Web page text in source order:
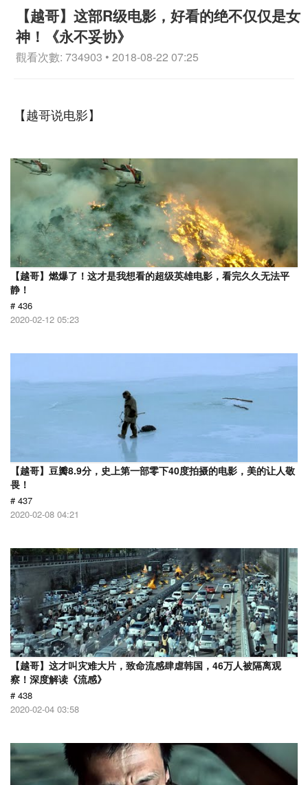
【越哥】这部R级电影，好看的绝不仅仅是女
神！《永不妥协》
觀看次數: 734903 • 2018-08-22 07:25
【越哥说电影】
【越哥】燃爆了！这才是我想看的超级英雄电影，看完久久无法平
静！
# 436
2020-02-12 05:23
【越哥】豆瓣8.9分，史上第一部零下40度拍摄的电影，美的让人敬
畏！
# 437
2020-02-08 04:21
【越哥】这才叫灾难大片，致命流感肆虐韩国，46万人被隔离观
察！深度解读《流感》
# 438
2020-02-04 03:58